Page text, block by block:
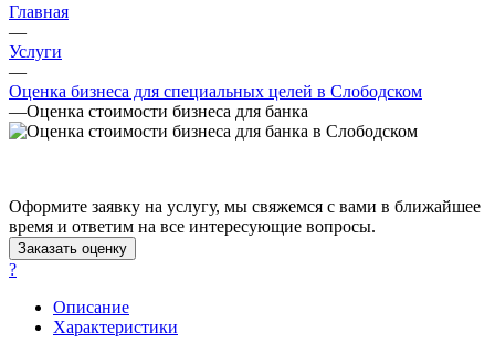
Главная
—
Услуги
—
Оценка бизнеса для специальных целей в Слободском
—Оценка стоимости бизнеса для банка
Оформите заявку на услугу, мы свяжемся с вами в ближайшее
время и ответим на все интересующие вопросы.
Заказать оценку
?
Описание
Характеристики
Архангельск
Асбест
Асино
Астрахань
Ахтубинск
Ачинск
Балабаново
Балаково
Балашиха
Барабинск